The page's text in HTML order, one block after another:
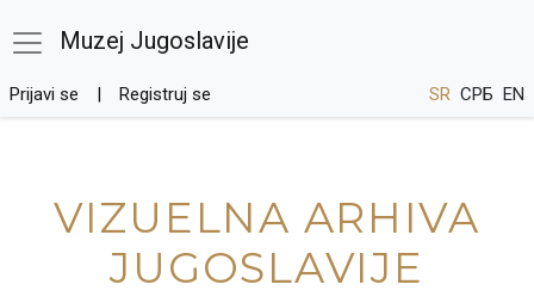
Muzej Jugoslavije
Prijavi se Registruj se SR СРБ EN
VIZUELNA ARHIVA
JUGOSLAVIJE